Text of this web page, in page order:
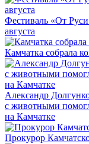
Фестиваль «От
августа
Камчатка собрала
Александр
с животными
на Камчатке
Прокурор